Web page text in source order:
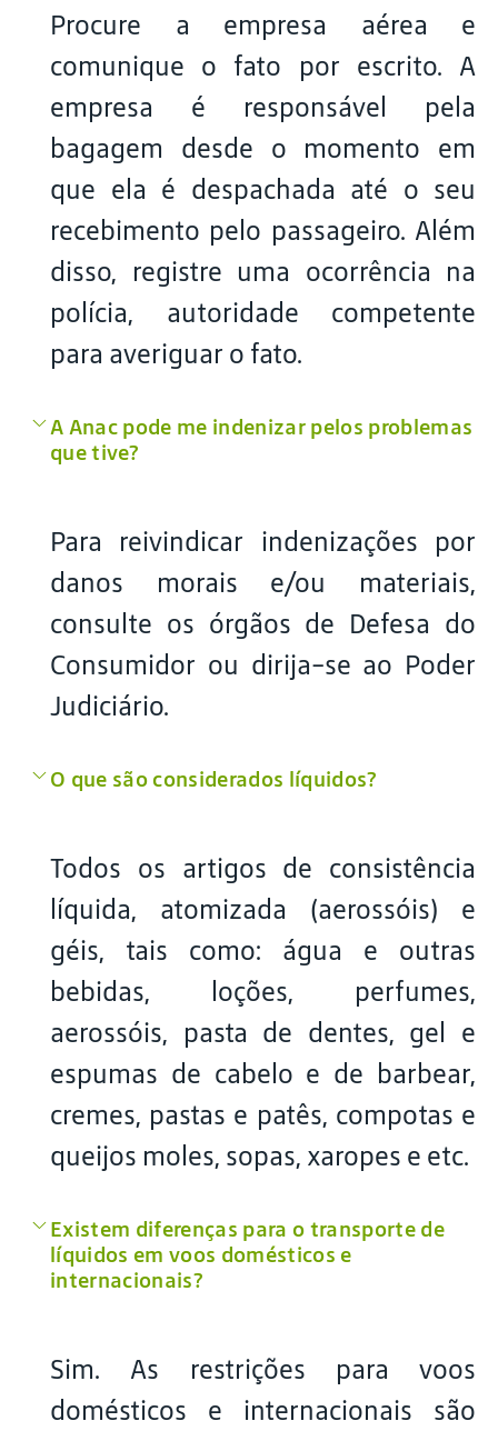
Procure a empresa aérea e
comunique o fato por escrito. A
empresa é responsável pela
bagagem desde o momento em
que ela é despachada até o seu
recebimento pelo passageiro. Além
disso, registre uma ocorrência na
polícia, autoridade competente
para averiguar o fato.
A Anac pode me indenizar pelos problemas
que tive?
Para reivindicar indenizações por
danos morais e/ou materiais,
consulte os órgãos de Defesa do
Consumidor ou dirija-se ao Poder
Judiciário.
O que são considerados líquidos?
Todos os artigos de consistência
líquida, atomizada (aerossóis) e
géis, tais como: água e outras
bebidas, loções, perfumes,
aerossóis, pasta de dentes, gel e
espumas de cabelo e de barbear,
cremes, pastas e patês, compotas e
queijos moles, sopas, xaropes e etc.
Existem diferenças para o transporte de
líquidos em voos domésticos e
internacionais?
Sim. As restrições para voos
domésticos e internacionais são